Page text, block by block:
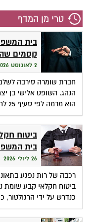
טרי מן המדף
בית
קסמים
2 לאוגוסט 2026
חברת שומרה סירבה
הנהג. השופט אלישי בן
הוא מרמה לפי סעיף 25 לחוק חוזה הביטוח.
ביטוח
בית
26 ליולי 2026
רכבה של רות נפגע
ביטוח חקלאי קבע שומת
כנדרש על ידי הרגולטור,